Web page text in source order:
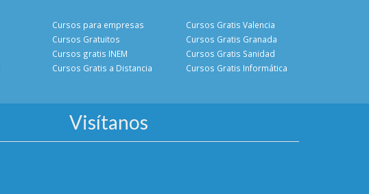
Cursos para empresas
Cursos Gratuitos
Cursos gratis INEM
Cursos Gratis a Distancia
Cursos Gratis Valencia
Cursos Gratis Granada
Cursos Gratis Sanidad
Cursos Gratis Informática
Visítanos